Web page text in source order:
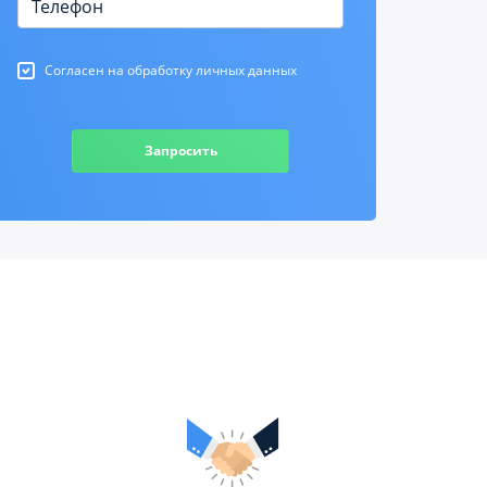
Согласен на обработку личных данных
Запросить